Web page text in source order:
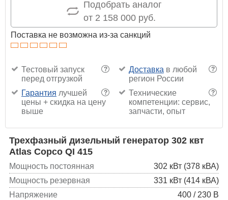
Подобрать аналог
от 2 158 000 руб.
Поставка не возможна из-за санкций
?
Тестовый запуск
перед отгрузкой
?
Доставка в любой
регион России
?
Гарантия лучшей
цены + скидка на цену
выше
?
Технические
компетенции: сервис,
запчасти, опыт
Трехфазный дизельный генератор 302 квт
Atlas Copco QI 415
Мощность постоянная
302 кВт (378 кВА)
Мощность резервная
331 кВт (414 кВА)
Напряжение
400 / 230 В